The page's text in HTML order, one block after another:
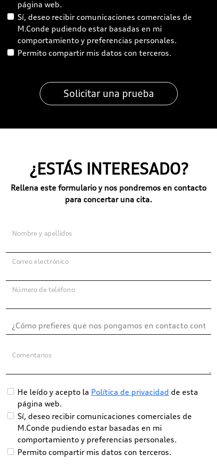
página web.
Sí, deseo recibir comunicaciones comerciales de
M.Conde pudiendo estar basadas en mi
comportamiento y preferencias personales.
Permito compartir mis datos con terceros.
¿ESTÁS INTERESADO?
Rellena este formulario y nos pondremos en contacto
para concertar una cita.
Nombre y apellidos
Correo electrónico
Número de teléfono
Comentarios
He leído y acepto la Política de privacidad de esta
página web.
Sí, deseo recibir comunicaciones comerciales de
M.Conde pudiendo estar basadas en mi
comportamiento y preferencias personales.
Permito compartir mis datos con terceros.